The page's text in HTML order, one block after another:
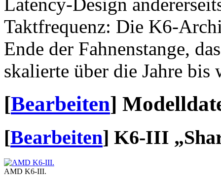
Latency-Design
Taktfrequenz: Die K6-
Ende der Fahnenstange,
skalierte über die Jahre bis
[Bearbeiten]
[Bearbeiten] K6-III
AMD K6-III.